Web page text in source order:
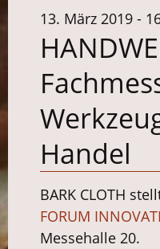
13. März 2019 -
Handel
BARK CLOTH
FORUM
Messehalle 20.